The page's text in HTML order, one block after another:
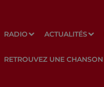
RADIO ACTUALITÉS
RETROUVEZ UNE CHANSON